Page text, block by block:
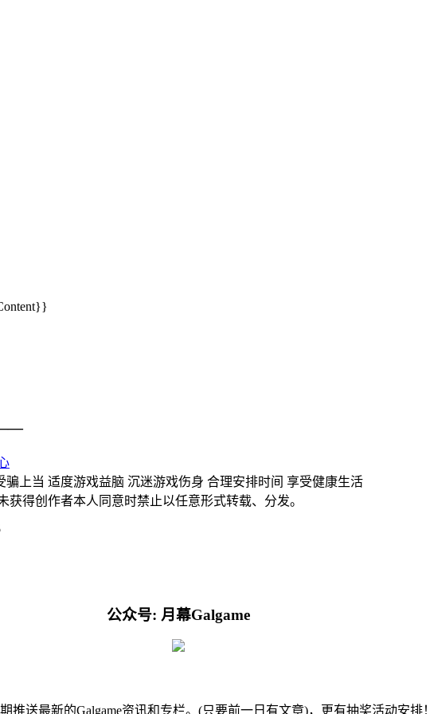
——
上当 适度游戏益脑 沉迷游戏伤身 合理安排时间 享受健康生活
得创作者本人同意时禁止以任意形式转载、分发。
公众号: 月幕Galgame
推送最新的Galgame资讯和专栏。(只要前一日有文章)，更有抽奖活动安排！